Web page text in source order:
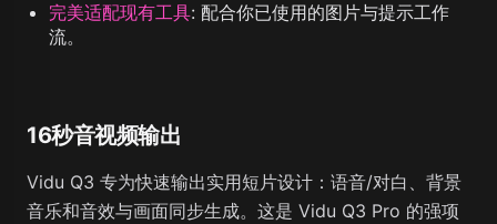
完美适配现有工具: 配合你已使用的图片与提示工作
流。
16秒音视频输出
Vidu Q3 专为快速输出实用短片设计：语音/对白、背景
音乐和音效与画面同步生成。这是 Vidu Q3 Pro 的强项